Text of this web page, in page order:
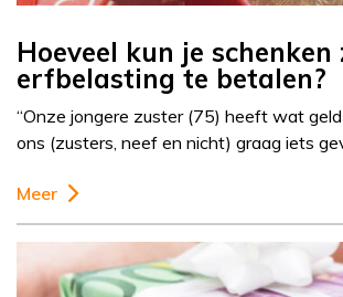
Hoeveel kun je schenken
erfbelasting te betalen?
“Onze jongere zuster (75) heeft wat
ons (zusters, neef en nicht) graag iets
Meer